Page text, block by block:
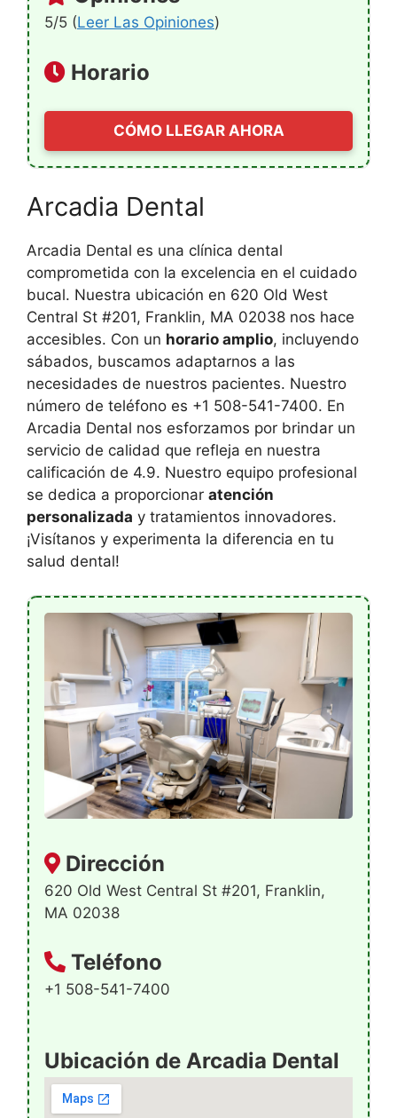
5/5 (Leer Las Opiniones)
Horario
CÓMO LLEGAR AHORA
Arcadia Dental
Arcadia Dental es una clínica dental
comprometida con la excelencia en el cuidado
bucal. Nuestra ubicación en 620 Old West
Central St #201, Franklin, MA 02038 nos hace
accesibles. Con un horario amplio, incluyendo
sábados, buscamos adaptarnos a las
necesidades de nuestros pacientes. Nuestro
número de teléfono es +1 508-541-7400. En
Arcadia Dental nos esforzamos por brindar un
servicio de calidad que refleja en nuestra
calificación de 4.9. Nuestro equipo profesional
se dedica a proporcionar atención
personalizada y tratamientos innovadores.
¡Visítanos y experimenta la diferencia en tu
salud dental!
Dirección
620 Old West Central St #201, Franklin,
MA 02038
Teléfono
+1 508-541-7400
Ubicación de Arcadia Dental